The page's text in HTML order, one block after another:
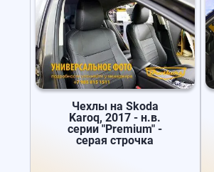
Чехлы на Skoda
Karoq, 2017 - н.в.
серии "Premium" -
серая строчка